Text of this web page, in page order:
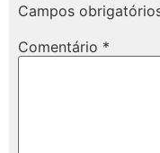
Campos
Comentário *